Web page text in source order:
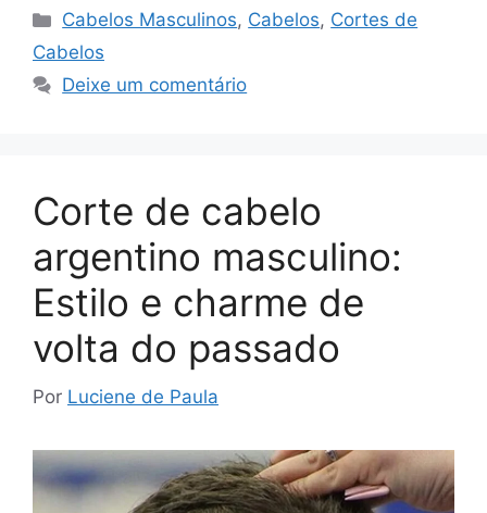
Categorias
Cabelos Masculinos, Cabelos, Cortes de
Cabelos
Deixe um comentário
Corte de cabelo
argentino masculino:
Estilo e charme de
volta do passado
Por Luciene de Paula